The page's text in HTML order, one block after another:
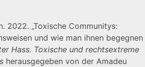
2022. „Toxische Communitys:
und wie man ihnen begegnen
Hass. Toxische und rechtsextreme
herausgegeben von der Amadeu